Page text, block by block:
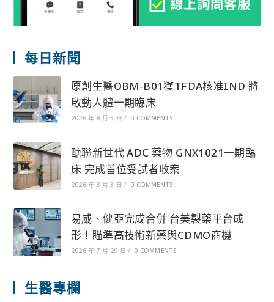
每日新聞
原創生醫OBM-B01獲TFDA核准IND 將
啟動人體一期臨床
2026 年 8 月 5 日 / 0 COMMENTS
醣聯新世代 ADC 藥物 GNX1021一期臨
床 完成首位受試者收案
2026 年 8 月 3 日 / 0 COMMENTS
易威、健亞完成合併 台美製藥平台成
形！瞄準高技術新藥與CDMO商機
2026 年 7 月 29 日 / 0 COMMENTS
生醫專欄